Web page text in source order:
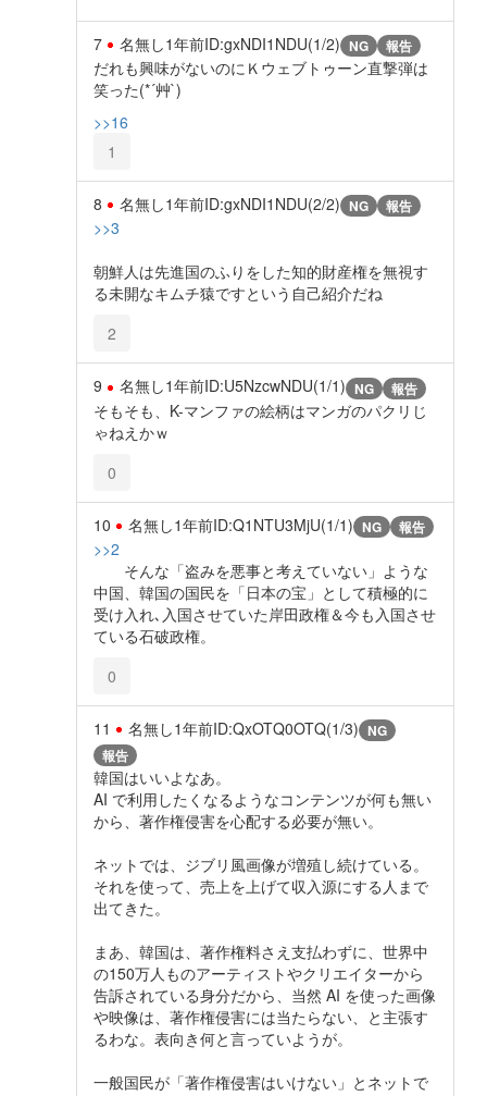
7 名無し1年前ID:gxNDI1NDU(1/2) NG 報告
だれも興味がないのにＫウェブトゥーン直撃弾は
笑った(*´艸`)
>>16
1
8 名無し1年前ID:gxNDI1NDU(2/2) NG 報告
>>3
朝鮮人は先進国のふりをした知的財産権を無視す
る未開なキムチ猿ですという自己紹介だね
2
9 名無し1年前ID:U5NzcwNDU(1/1) NG 報告
そもそも、K-マンファの絵柄はマンガのパクリじ
ゃねえかｗ
0
10 名無し1年前ID:Q1NTU3MjU(1/1) NG 報告
>>2
そんな「盗みを悪事と考えていない」ような
中国、韓国の国民を「日本の宝」として積極的に
受け入れ､入国させていた岸田政権＆今も入国させ
ている石破政権。
0
11 名無し1年前ID:QxOTQ0OTQ(1/3) NG
報告
韓国はいいよなあ。
AI で利用したくなるようなコンテンツが何も無い
から、著作権侵害を心配する必要が無い。
ネットでは、ジブリ風画像が増殖し続けている。
それを使って、売上を上げて収入源にする人まで
出てきた。
まあ、韓国は、著作権料さえ支払わずに、世界中
の150万人ものアーティストやクリエイターから
告訴されている身分だから、当然 AI を使った画像
や映像は、著作権侵害には当たらない、と主張す
るわな。表向き何と言っていようが。
一般国民が「著作権侵害はいけない」とネットで